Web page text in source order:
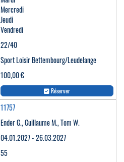
Mercredi
Jeudi
Vendredi
22/40
Sport Loisir Bettembourg/Leudelange
100,00 €
Réserver
11757
Ender G., Guillaume M., Tom W.
04.01.2027 - 26.03.2027
55